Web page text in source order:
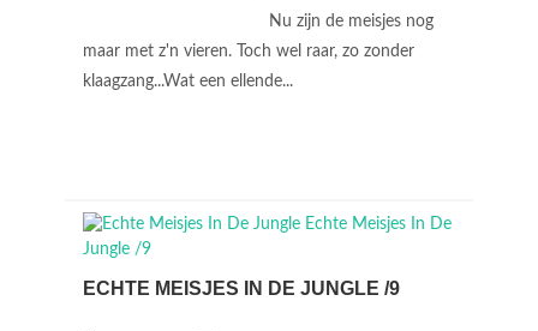
Nu zijn de meisjes nog
maar met z'n vieren. Toch wel raar, zo zonder
klaagzang...Wat een ellende...
ECHTE MEISJES IN DE JUNGLE /9